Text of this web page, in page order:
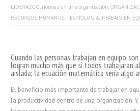
LIDERAZGO, normas en una organización,
RECURSOS HUMANOS, TECNOLOGÍA, TRABAJO EN
Cuando las personas trabajan en equipo
logran mucho más que si todos trabajaran
aislada; la ecuación matemática sería algo
El beneficio más importante de trabajar en
la productividad dentro de una organización.